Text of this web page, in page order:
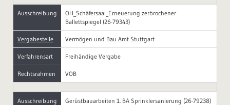
Ausschreibung
OH_Schäfersaal_Erneuerung zerbrochener
Ballettspiegel (26-79343)
Vergabestelle Vermögen und Bau Amt Stuttgart
Verfahrensart Freihändige Vergabe
Rechtsrahmen VOB
Ausschreibung Gerüstbauarbeiten 1. BA Sprinklersanierung (26-79238)